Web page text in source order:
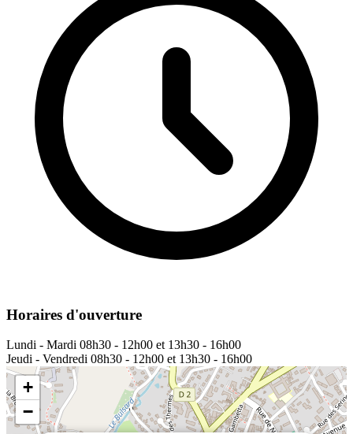
Horaires d'ouverture
Lundi - Mardi 08h30 - 12h00 et 13h30 - 16h00
Jeudi - Vendredi 08h30 - 12h00 et 13h30 - 16h00
+
−